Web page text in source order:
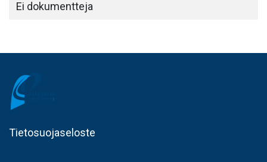
Ei dokumentteja
Tietosuojaseloste